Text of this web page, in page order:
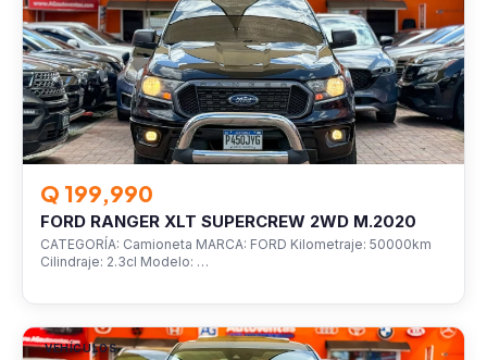
Q 199,990
FORD RANGER XLT SUPERCREW 2WD M.2020
CATEGORÍA: Camioneta MARCA: FORD Kilometraje: 50000km
Cilindraje: 2.3cl Modelo: …
VEHÍCULOS